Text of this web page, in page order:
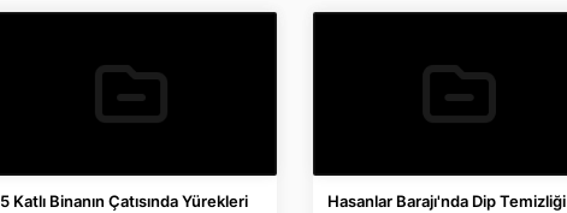
5 Katlı Binanın Çatısında Yürekleri
Hasanlar Barajı'nda Dip Temizliği